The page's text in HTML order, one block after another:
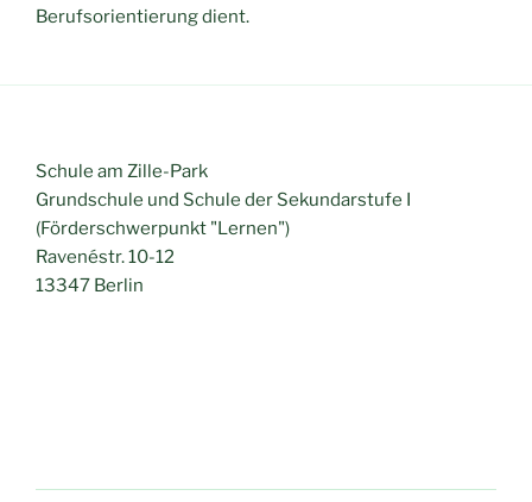
Berufsorientierung dient.
Schule am Zille-Park
Grundschule und Schule der Sekundarstufe I
(Förderschwerpunkt "Lernen")
Ravenéstr. 10-12
13347 Berlin